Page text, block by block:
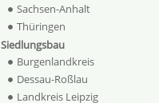
Sachsen-Anhalt
Thüringen
Siedlungsbau
Burgenlandkreis
Dessau-Roßlau
Landkreis Leipzig